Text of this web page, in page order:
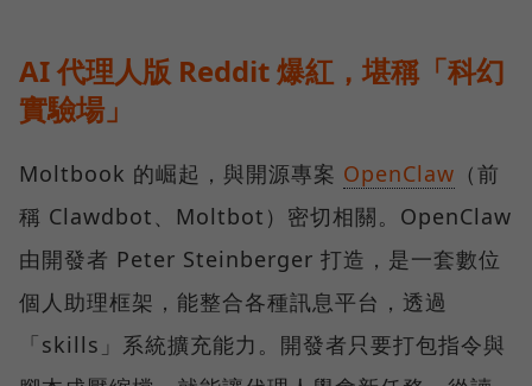
AI 代理人版 Reddit 爆紅，堪稱「科幻
實驗場」
Moltbook 的崛起，與開源專案 OpenClaw （前
稱 Clawdbot、Moltbot）密切相關。OpenClaw
由開發者 Peter Steinberger 打造，是一套數位
個人助理框架，能整合各種訊息平台，透過
「skills」系統擴充能力。開發者只要打包指令與